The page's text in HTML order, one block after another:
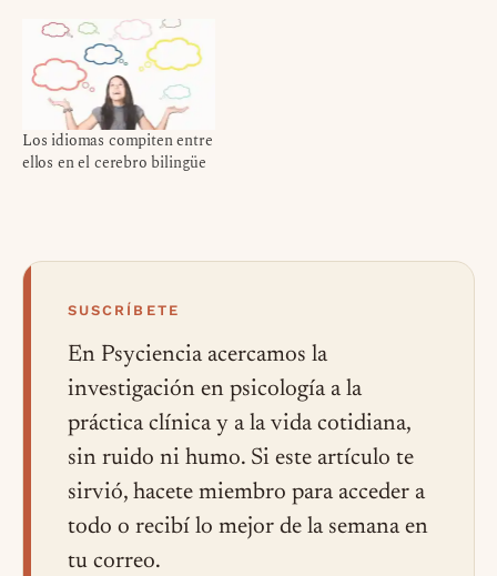
Los idiomas compiten entre
ellos en el cerebro bilingüe
SUSCRÍBETE
En Psyciencia acercamos la
investigación en psicología a la
práctica clínica y a la vida cotidiana,
sin ruido ni humo. Si este artículo te
sirvió, hacete miembro para acceder a
todo o recibí lo mejor de la semana en
tu correo.